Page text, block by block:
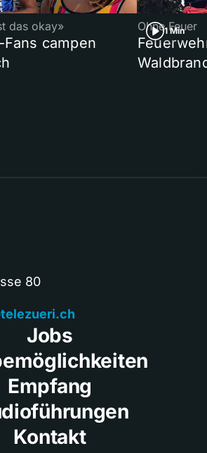
das okay»
campen
1 Min
Ohne Feuer
80
Jobs
Empfang
Kontakt